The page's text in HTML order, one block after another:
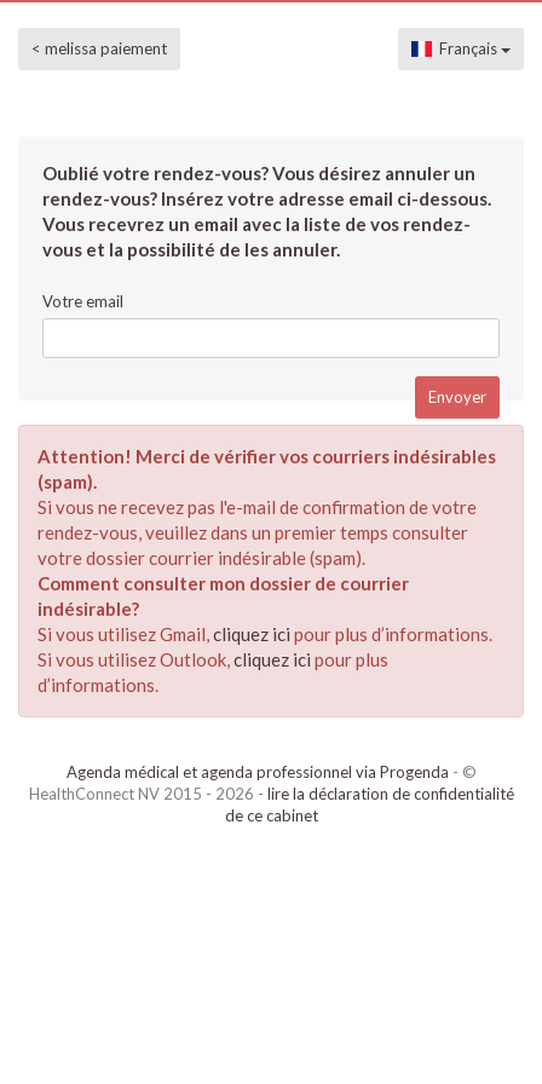
< melissa paiement Français
Oublié votre rendez-vous? Vous désirez annuler un
rendez-vous? Insérez votre adresse email ci-dessous.
Vous recevrez un email avec la liste de vos rendez-
vous et la possibilité de les annuler.
Votre email
Attention! Merci de vérifier vos courriers indésirables
(spam).
Si vous ne recevez pas l'e-mail de confirmation de votre
rendez-vous, veuillez dans un premier temps consulter
votre dossier courrier indésirable (spam).
Comment consulter mon dossier de courrier
indésirable?
Si vous utilisez Gmail,cliquez ici pour plus d’informations.
Si vous utilisez Outlook,cliquez ici pour plus
d’informations.
Agenda médical et agenda professionnel via Progenda - ©
HealthConnect NV 2015 - 2026 - lire la déclaration de confidentialité
de ce cabinet